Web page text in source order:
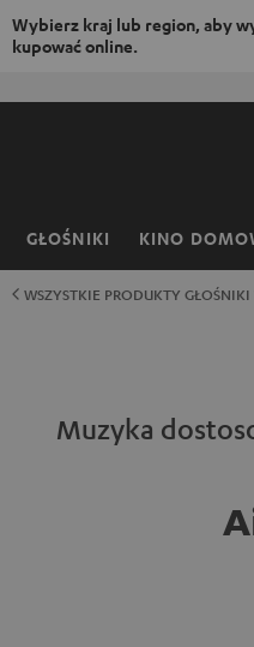
Wybierz kraj lub region, aby
kupować online.
GŁOŚNIKI KINO
Strona
WSZYSTKIE PRODUKTY
Muzyka